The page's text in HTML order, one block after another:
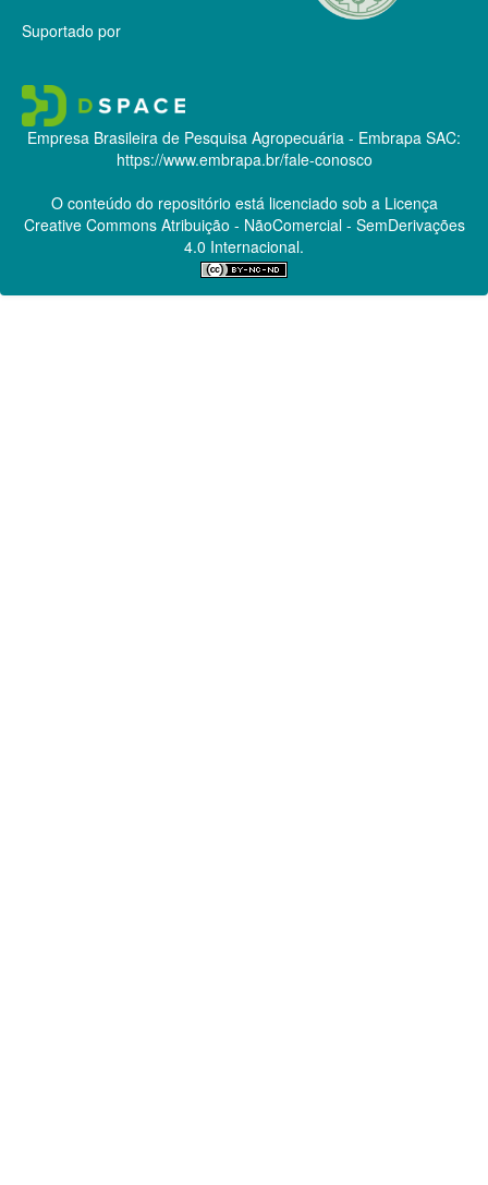
Suportado por
Empresa Brasileira de Pesquisa Agropecuária - Embrapa SAC:
https://www.embrapa.br/fale-conosco
O conteúdo do repositório está licenciado sob a Licença
Creative CommonsAtribuição - NãoComercial - SemDerivações
4.0 Internacional.